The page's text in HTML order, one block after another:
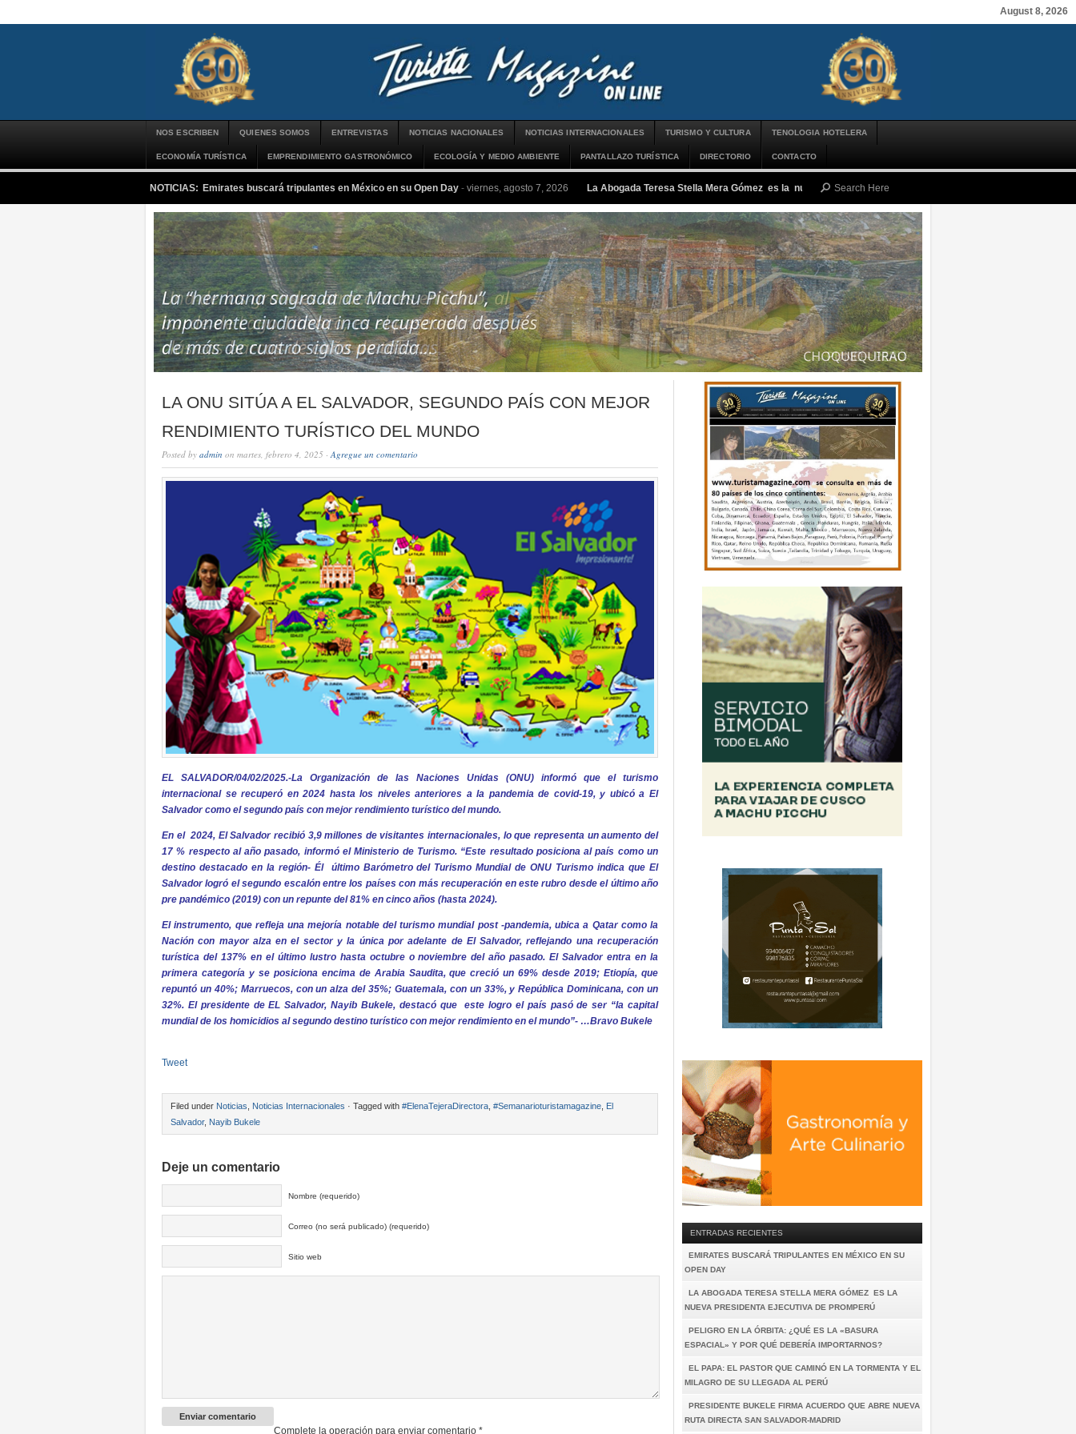
August 8, 2026
NOS ESCRIBEN QUIENES SOMOS ENTREVISTAS NOTICIAS NACIONALES NOTICIAS INTERNACIONALES TURISMO Y CULTURA TENOLOGIA HOTELERA
ECONOMÍA TURÍSTICA EMPRENDIMIENTO GASTRONÓMICO ECOLOGÍA Y MEDIO AMBIENTE PANTALLAZO TURÍSTICA DIRECTORIO CONTACTO
NOTICIAS: Emirates buscará tripulantes en México en su Open Day - viernes, agosto 7, 2026 La Abogada Teresa Stella Mera Gómez es la nueva presidenta ejecutiva de PROMPERÚ
LA ONU SITÚA A EL SALVADOR, SEGUNDO PAÍS CON MEJOR
RENDIMIENTO TURÍSTICO DEL MUNDO
Posted by admin on martes, febrero 4, 2025 ·Agregue un comentario
EL SALVADOR/04/02/2025.-La Organización de las Naciones Unidas (ONU) informó que el turismo
internacional se recuperó en 2024 hasta los niveles anteriores a la pandemia de covid-19, y ubicó a El
Salvador como el segundo país con mejor rendimiento turístico del mundo.
En el 2024, El Salvador recibió 3,9 millones de visitantes internacionales, lo que representa un aumento del
17 % respecto al año pasado, informó el Ministerio de Turismo. “Este resultado posiciona al país como un
destino destacado en la región- Él último Barómetro del Turismo Mundial de ONU Turismo indica que El
Salvador logró el segundo escalón entre los países con más recuperación en este rubro desde el último año
pre pandémico (2019) con un repunte del 81% en cinco años (hasta 2024).
El instrumento, que refleja una mejoría notable del turismo mundial post -pandemia, ubica a Qatar como la
Nación con mayor alza en el sector y la única por adelante de El Salvador, reflejando una recuperación
turística del 137% en el último lustro hasta octubre o noviembre del año pasado. El Salvador entra en la
primera categoría y se posiciona encima de Arabia Saudita, que creció un 69% desde 2019; Etiopía, que
repuntó un 40%; Marruecos, con un alza del 35%; Guatemala, con un 33%, y República Dominicana, con un
32%. El presidente de EL Salvador, Nayib Bukele, destacó que este logro el país pasó de ser “la capital
mundial de los homicidios al segundo destino turístico con mejor rendimiento en el mundo”- …Bravo Bukele
Tweet
Filed under Noticias Noticias Internacionales · Tagged with #ElenaTejeraDirectora #Semanarioturistamagazine El
Salvador, Nayib Bukele
Deje un comentario
Nombre (requerido)
Correo (no será publicado) (requerido)
Sitio web
Complete la operación para enviar comentario *
ENTRADAS RECIENTES
EMIRATES BUSCARÁ TRIPULANTES EN MÉXICO EN SU
OPEN DAY
LA ABOGADA TERESA STELLA MERA GÓMEZ ES LA
NUEVA PRESIDENTA EJECUTIVA DE PROMPERÚ
PELIGRO EN LA ÓRBITA: ¿QUÉ ES LA «BASURA
ESPACIAL» Y POR QUÉ DEBERÍA IMPORTARNOS?
EL PAPA: EL PASTOR QUE CAMINÓ EN LA TORMENTA Y EL
MILAGRO DE SU LLEGADA AL PERÚ
PRESIDENTE BUKELE FIRMA ACUERDO QUE ABRE NUEVA
RUTA DIRECTA SAN SALVADOR-MADRID